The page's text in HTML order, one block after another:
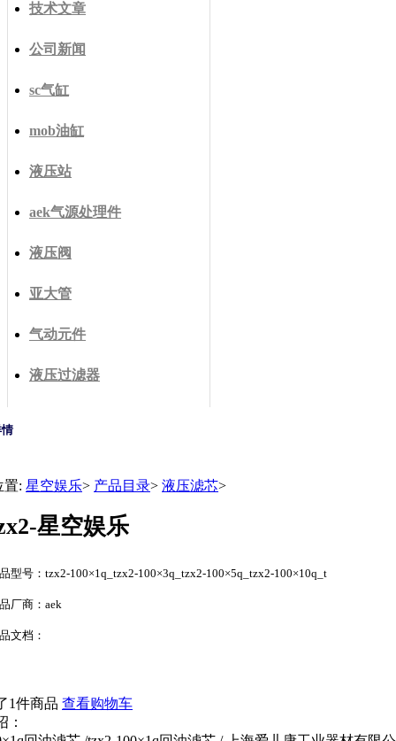
技术文章
公司新闻
sc气缸
mob油缸
液压站
aek气源处理件
液压阀
亚大管
气动元件
液压过滤器
置: 星空娱乐> 产品目录> 液压滤芯>
星空娱乐
型号：tzx2-100×1q_tzx2-100×3q_tzx2-100×5q_tzx2-100×10q_t
厂商：aek
文档：
1件商品 查看购物车
：